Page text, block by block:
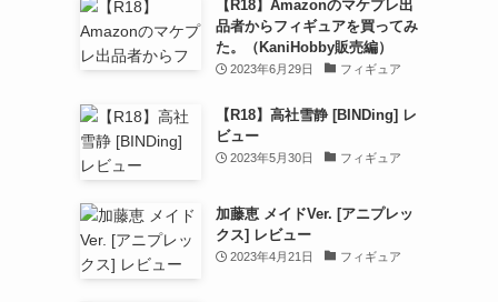
【R18】Amazonのマケプレ出
品者からフィギュアを買ってみ
た。（KaniHobby販売編）
2023年6月29日 フィギュア
【R18】高社雪静 [BINDing] レ
ビュー
2023年5月30日 フィギュア
加藤恵 メイドVer. [アニプレッ
クス] レビュー
2023年4月21日 フィギュア